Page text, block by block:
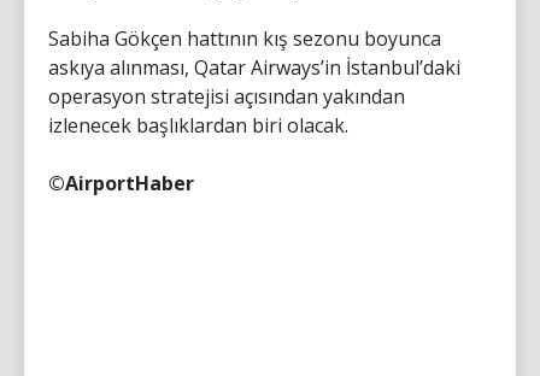
Sabiha Gökçen hattının kış sezonu boyunca
askıya alınması, Qatar Airways’in İstanbul’daki
operasyon stratejisi açısından yakından
izlenecek başlıklardan biri olacak.
©AirportHaber